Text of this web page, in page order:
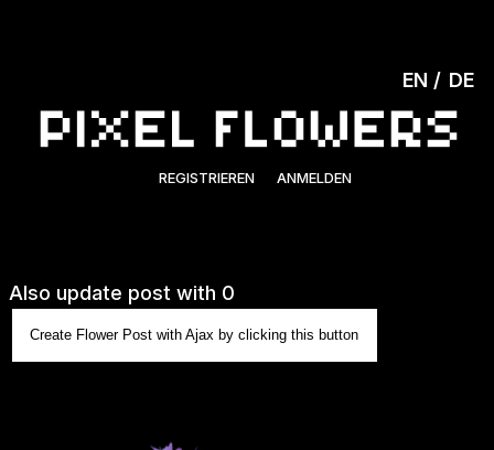
REGISTRIEREN ANMELDEN
EN DE
Also update post with 0
Create Flower Post with Ajax by clicking this button